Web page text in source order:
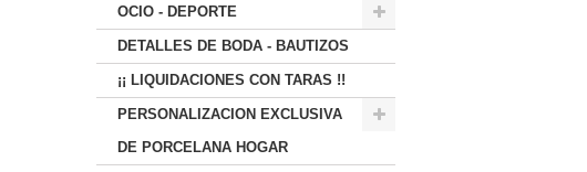
OCIO - DEPORTE
DETALLES DE BODA - BAUTIZOS
¡¡ LIQUIDACIONES CON TARAS !!
PERSONALIZACION EXCLUSIVA
DE PORCELANA HOGAR